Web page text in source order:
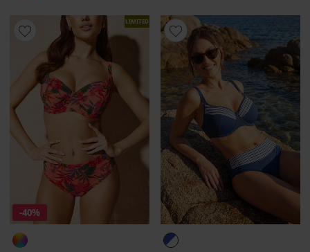
LIMITED
-40%